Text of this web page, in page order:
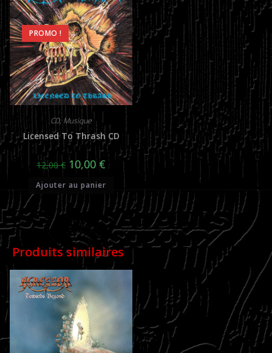
PROMO !
CD, Musique
Licensed To Thrash CD
12,00€ Le
prix
était :
12,00 €.
10,00 € Le
prix
est :
10,00 €.
Ajouter au panier
Produits similaires